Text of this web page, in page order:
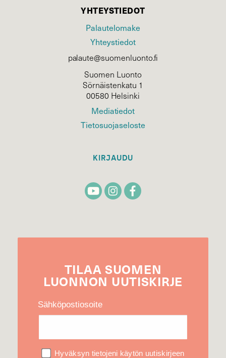
YHTEYSTIEDOT
Palautelomake
Yhteystiedot
palaute@suomenluonto.fi
Suomen Luonto
Sörnäistenkatu 1
00580 Helsinki
Mediatiedot
Tietosuojaseloste
KIRJAUDU
TILAA SUOMEN
LUONNON UUTIS­KIRJE
Sähköpostiosoite
Hyväksyn tietojeni käytön uutiskirjeen